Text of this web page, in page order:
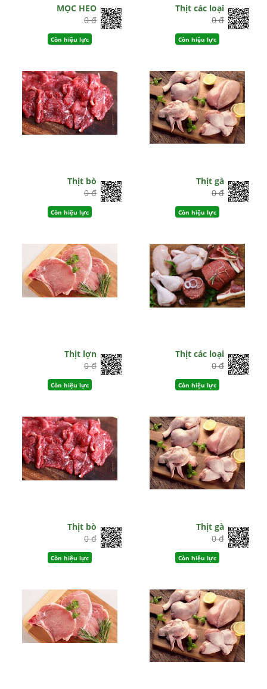
MỌC HEO
0 đ
Còn hiệu lực
Thịt các loại
0 đ
Còn hiệu lực
Thịt bò
0 đ
Còn hiệu lực
Thịt gà
0 đ
Còn hiệu lực
Thịt lợn
0 đ
Còn hiệu lực
Thịt các loại
0 đ
Còn hiệu lực
Thịt bò
0 đ
Còn hiệu lực
Thịt gà
0 đ
Còn hiệu lực